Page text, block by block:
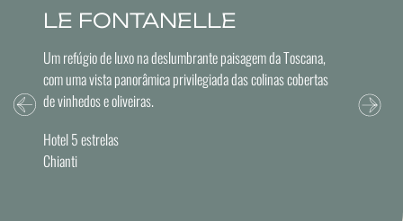
LE FONTANELLE
Um refúgio de luxo na deslumbrante paisagem da Toscana,
com uma vista panorâmica privilegiada das colinas cobertas
de vinhedos e oliveiras.
Hotel 5 estrelas
Chianti